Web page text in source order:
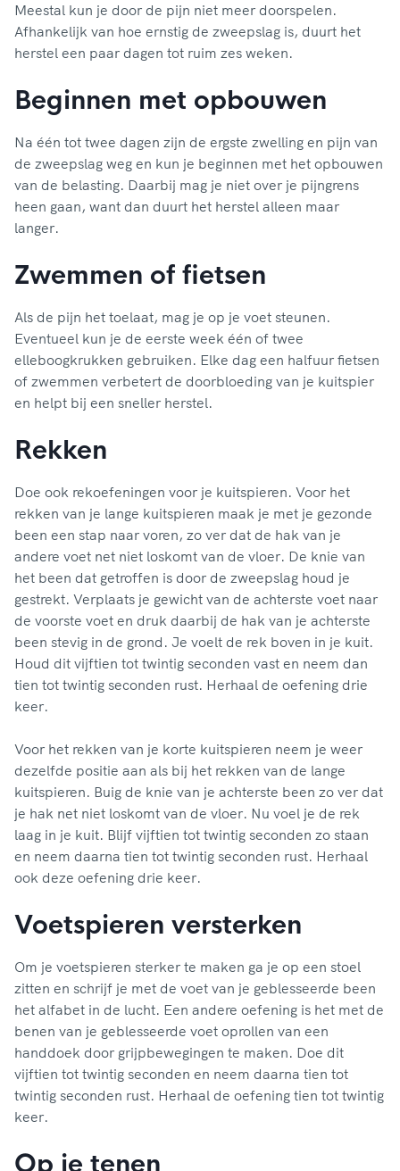
Meestal kun je door de pijn niet meer doorspelen.
Afhankelijk van hoe ernstig de zweepslag is, duurt het
herstel een paar dagen tot ruim zes weken.
Beginnen met opbouwen
Na één tot twee dagen zijn de ergste zwelling en pijn van
de zweepslag weg en kun je beginnen met het opbouwen
van de belasting. Daarbij mag je niet over je pijngrens
heen gaan, want dan duurt het herstel alleen maar
langer.
Zwemmen of fietsen
Als de pijn het toelaat, mag je op je voet steunen.
Eventueel kun je de eerste week één of twee
elleboogkrukken gebruiken. Elke dag een halfuur fietsen
of zwemmen verbetert de doorbloeding van je kuitspier
en helpt bij een sneller herstel.
Rekken
Doe ook rekoefeningen voor je kuitspieren. Voor het
rekken van je lange kuitspieren maak je met je gezonde
been een stap naar voren, zo ver dat de hak van je
andere voet net niet loskomt van de vloer. De knie van
het been dat getroffen is door de zweepslag houd je
gestrekt. Verplaats je gewicht van de achterste voet naar
de voorste voet en druk daarbij de hak van je achterste
been stevig in de grond. Je voelt de rek boven in je kuit.
Houd dit vijftien tot twintig seconden vast en neem dan
tien tot twintig seconden rust. Herhaal de oefening drie
keer.
Voor het rekken van je korte kuitspieren neem je weer
dezelfde positie aan als bij het rekken van de lange
kuitspieren. Buig de knie van je achterste been zo ver dat
je hak net niet loskomt van de vloer. Nu voel je de rek
laag in je kuit. Blijf vijftien tot twintig seconden zo staan
en neem daarna tien tot twintig seconden rust. Herhaal
ook deze oefening drie keer.
Voetspieren versterken
Om je voetspieren sterker te maken ga je op een stoel
zitten en schrijf je met de voet van je geblesseerde been
het alfabet in de lucht. Een andere oefening is het met de
benen van je geblesseerde voet oprollen van een
handdoek door grijpbewegingen te maken. Doe dit
vijftien tot twintig seconden en neem daarna tien tot
twintig seconden rust. Herhaal de oefening tien tot twintig
keer.
Op je tenen